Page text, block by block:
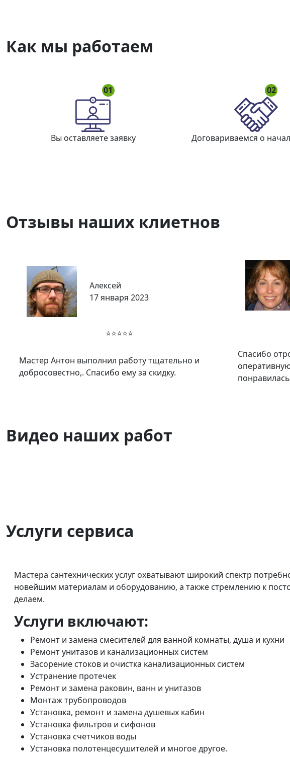
Как мы работаем
01
Вы оставляете заявку
02
Договариваемся о
Отзывы наших клиетнов
Алексей
17 января 2023
⭐⭐⭐⭐⭐
Мастер Антон выполнил работу тщательно и
добросовестно,. Спасибо ему за скидку.
Спасибо
Видео наших работ
Услуги сервиса
Мастера сантехнических услуг охватывают широкий спектр
новейшим материалам и оборудованию, а также стремлению к
делаем.
Услуги включают:
Ремонт и замена смесителей для ванной комнаты, душа и кухни
Ремонт унитазов и канализационных систем
Засорение стоков и очистка канализационных систем
Устранение протечек
Ремонт и замена раковин, ванн и унитазов
Монтаж трубопроводов
Установка, ремонт и замена душевых кабин
Установка фильтров и сифонов
Установка счетчиков воды
Установка полотенцесушителей и многое другое.